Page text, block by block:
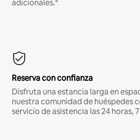
adicionales.*
Reserva con confianza
Disfruta una estancia larga en
nuestra comunidad de huéspedes
servicio de asistencia las 24 horas,